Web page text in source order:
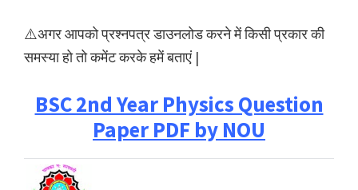
⚠️अगर आपको प्रश्नपत्र डाउनलोड करने में किसी प्रकार की
समस्या हो तो कमेंट करके हमें बताएं |
BSC 2nd Year Physics Question
Paper PDF by NOU